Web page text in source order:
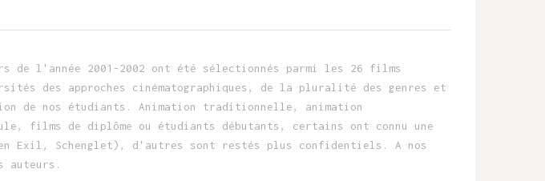
de l'année 2001-2002 ont été sélectionnés parmi les 26 films
des approches cinématographiques, de la pluralité des genres et
de nos étudiants. Animation traditionnelle, animation
films de diplôme ou étudiants débutants, certains ont connu une
Exil, Schenglet), d'autres sont restés plus confidentiels. A nos
auteurs.